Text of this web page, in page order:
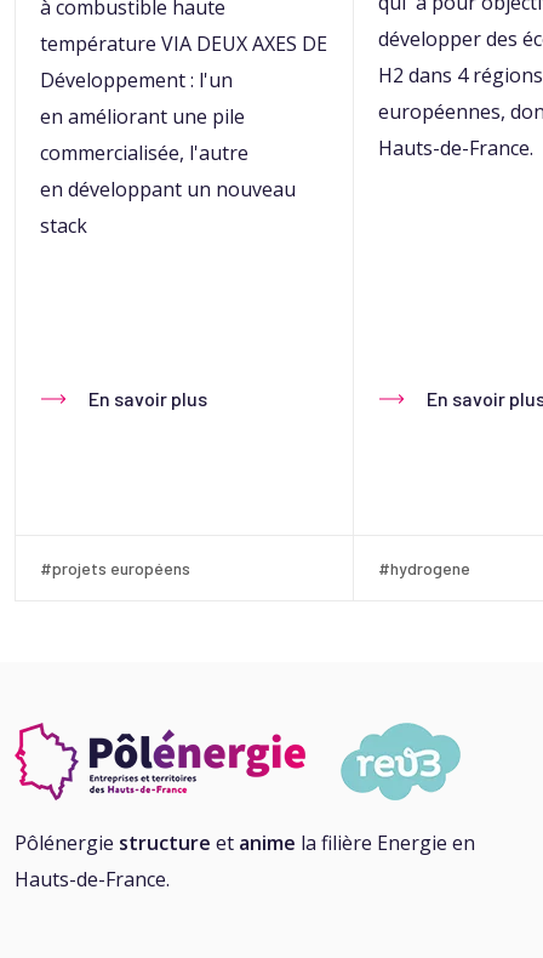
à combustible haute
température VIA DEUX AXES DE
Développement : l'un
en améliorant une pile
commercialisée, l'autre
en développant un nouveau
stack​
En savoir plus
#projets européens
développer des
H2 dans 4 régions
européennes,
Hauts-de-France.​
En savoir
#hydrogene
Pôlénergie structure et anime la filière Energie en
Hauts-de-France.